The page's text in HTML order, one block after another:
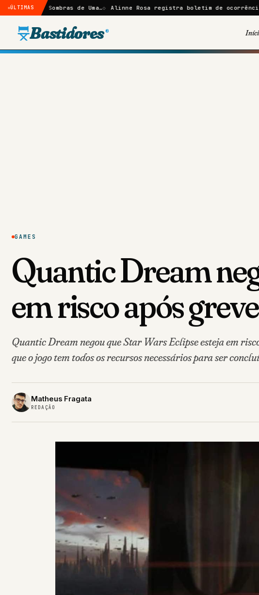
ÚLTIMASde Uma… Alinne Rosa registra boletim de ocorrência após
Bastidores ®
GAMES
Quantic Dream
em risco após
Quantic Dream negou que Star Wars Eclipse esteja em
que o jogo tem todos os recursos necessários para ser
Matheus Fragata
REDAÇÃO